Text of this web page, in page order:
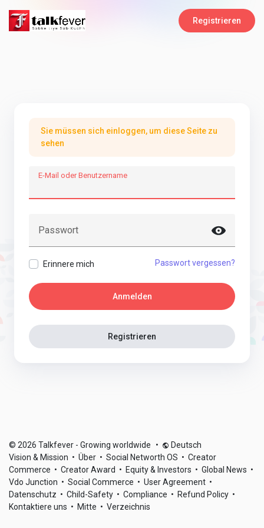
Registrieren
Sie müssen sich einloggen, um diese Seite zu
sehen
E-Mail oder Benutzername
Passwort
Erinnere mich Passwort vergessen?
Anmelden
Registrieren
© 2026 Talkfever - Growing worldwide •
Deutsch
Vision & Mission • Über • Social Networth OS • Creator
Commerce • Creator Award • Equity & Investors • Global News •
Vdo Junction • Social Commerce • User Agreement •
Datenschutz • Child-Safety • Compliance • Refund Policy •
Kontaktiere uns • Mitte • Verzeichnis